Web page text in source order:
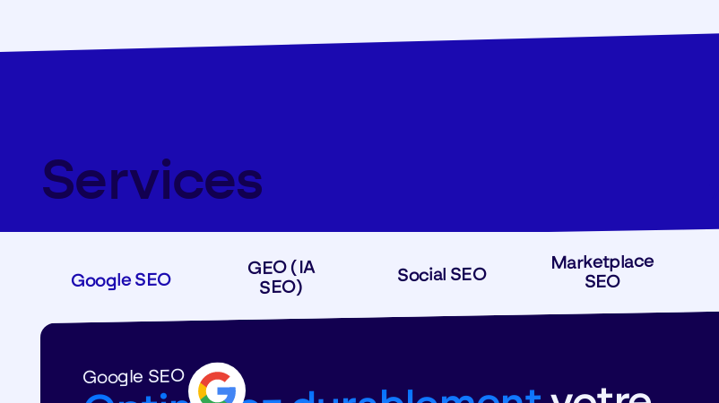
Services
Google SEO
GEO (IA
SEO)
Social SEO
Marketplace
SEO
Google SEO